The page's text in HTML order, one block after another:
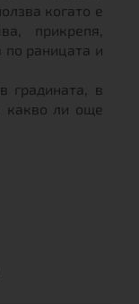
когато е
прикрепя,
по раницата и
градината, в
какво ли още